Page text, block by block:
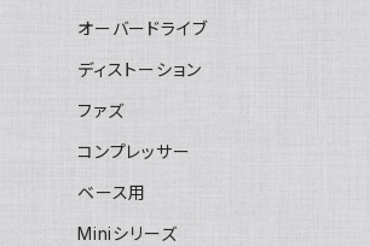
オーバードライブ
ディストーション
ファズ
コンプレッサー
ベース用
Miniシリーズ